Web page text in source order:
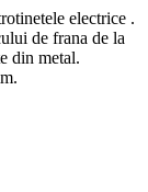
electrice .
de frana de la
din metal.